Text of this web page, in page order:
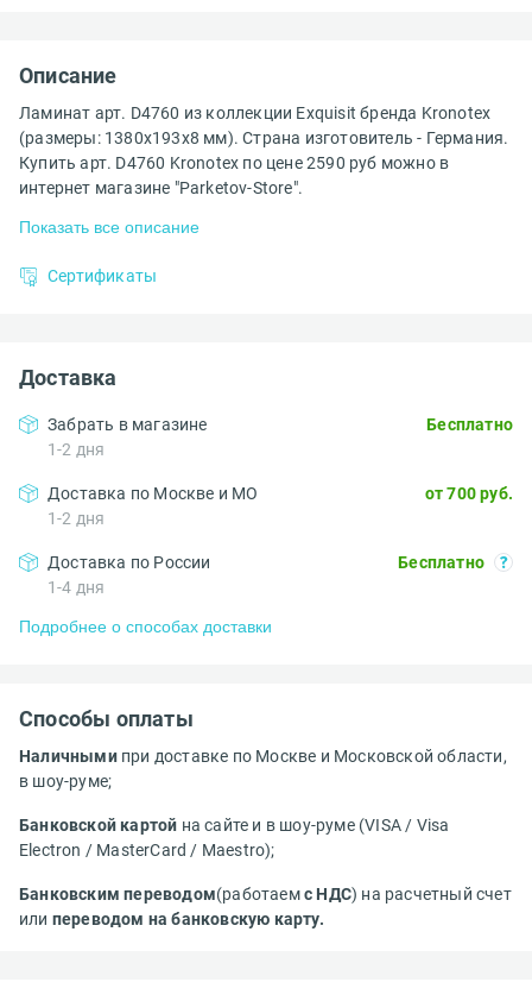
Описание
Ламинат арт. D4760 из коллекции Exquisit бренда Kronotex
(размеры: 1380x193x8 мм). Страна изготовитель - Германия.
Купить арт. D4760 Kronotex по цене 2590 руб можно в
интернет магазине "Parketov-Store".
Показать все описание
Сертификаты
Доставка
Забрать в магазине
1-2 дня
Бесплатно
Доставка по Москве и МО
1-2 дня
от 700 руб.
Доставка по России
1-4 дня
Бесплатно
Подробнее о способах доставки
Способы оплаты
Наличнымипри доставке по Москве и Московской области,
в шоу-руме;
Банковской картой на сайте и в шоу-руме (VISA / Visa
Electron / MasterCard / Maestro);
Банковским переводом(работаемс НДС) на расчетный счет
или переводом на банковскую карту.